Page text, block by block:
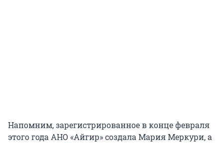
Напомним, зарегистрированное в конце февраля
этого года АНО «Айгир» создала Мария Меркури, а